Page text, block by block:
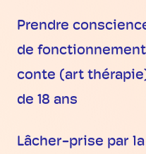
Prendre
de
conte (art
de 18 ans
Lâcher-prise par